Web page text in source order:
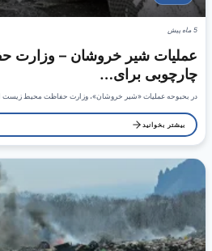
5 ماه پیش
عملیات شیر خروشان –
چارچوبی برای…
در بحبوحه عملیات «شیر خروشان»، وزارت حفاظت محیط زیست
بیشتر بخوانید